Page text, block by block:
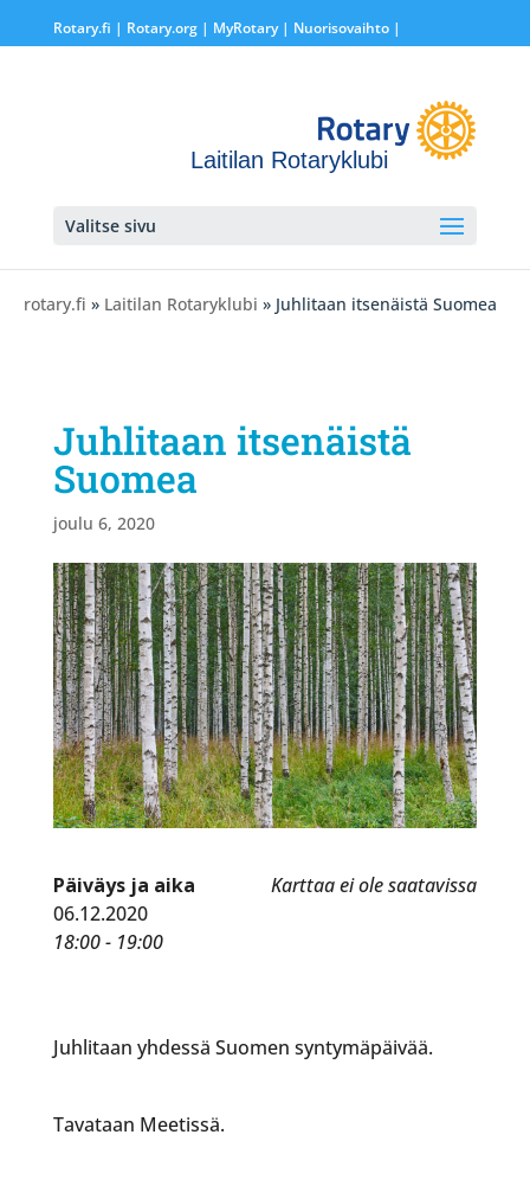
Rotary.fi | Rotary.org| MyRotary | Nuorisovaihto|
Laitilan Rotaryklubi
Valitse sivu
rotary.fi » Laitilan Rotaryklubi » Juhlitaan itsenäistä Suomea
Juhlitaan itsenäistä
Suomea
joulu 6, 2020
Karttaa ei ole saatavissa
Päiväys ja aika
06.12.2020
18:00 - 19:00
Juhlitaan yhdessä Suomen syntymäpäivää.
Tavataan Meetissä.